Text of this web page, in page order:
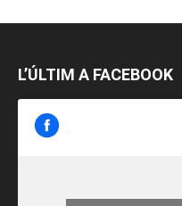
L’ÚLTIM A FACEBOOK